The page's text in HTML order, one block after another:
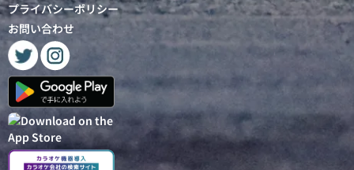
プライバシーポリシー
お問い合わせ